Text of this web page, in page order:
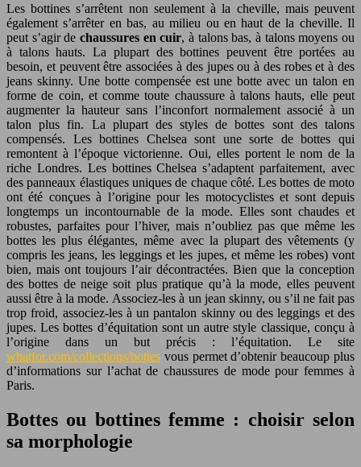
Les bottines s’arrêtent non seulement à la cheville, mais peuvent
également s’arrêter en bas, au milieu ou en haut de la cheville. Il
peut s’agir de chaussures en cuir, à talons bas, à talons moyens ou
à talons hauts. La plupart des bottines peuvent être portées au
besoin, et peuvent être associées à des jupes ou à des robes et à des
jeans skinny. Une botte compensée est une botte avec un talon en
forme de coin, et comme toute chaussure à talons hauts, elle peut
augmenter la hauteur sans l’inconfort normalement associé à un
talon plus fin. La plupart des styles de bottes sont des talons
compensés. Les bottines Chelsea sont une sorte de bottes qui
remontent à l’époque victorienne. Oui, elles portent le nom de la
riche Londres. Les bottines Chelsea s’adaptent parfaitement, avec
des panneaux élastiques uniques de chaque côté. Les bottes de moto
ont été conçues à l’origine pour les motocyclistes et sont depuis
longtemps un incontournable de la mode. Elles sont chaudes et
robustes, parfaites pour l’hiver, mais n’oubliez pas que même les
bottes les plus élégantes, même avec la plupart des vêtements (y
compris les jeans, les leggings et les jupes, et même les robes) vont
bien, mais ont toujours l’air décontractées. Bien que la conception
des bottes de neige soit plus pratique qu’à la mode, elles peuvent
aussi être à la mode. Associez-les à un jean skinny, ou s’il ne fait pas
trop froid, associez-les à un pantalon skinny ou des leggings et des
jupes. Les bottes d’équitation sont un autre style classique, conçu à
l’origine dans un but précis : l’équitation. Le site
whatfor.com/collections/bottes vous permet d’obtenir beaucoup plus
d’informations sur l’achat de chaussures de mode pour femmes à
Paris.
Bottes ou bottines femme : choisir selon
sa morphologie